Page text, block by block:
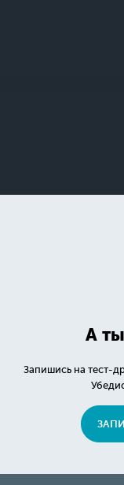
А
Запишись на тест-